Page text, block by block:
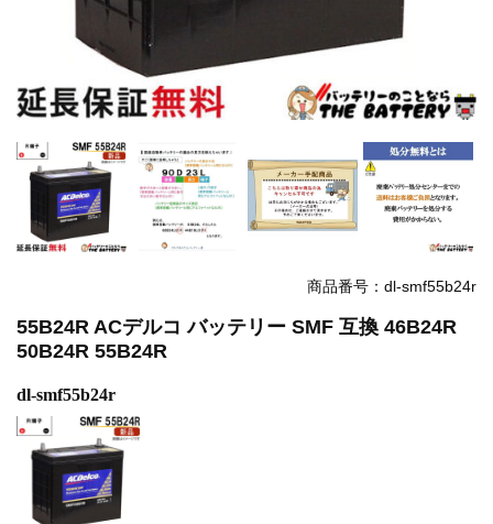
商品番号：dl-smf55b24r
55B24R ACデルコ バッテリー SMF 互換 46B24R
50B24R 55B24R
dl-smf55b24r